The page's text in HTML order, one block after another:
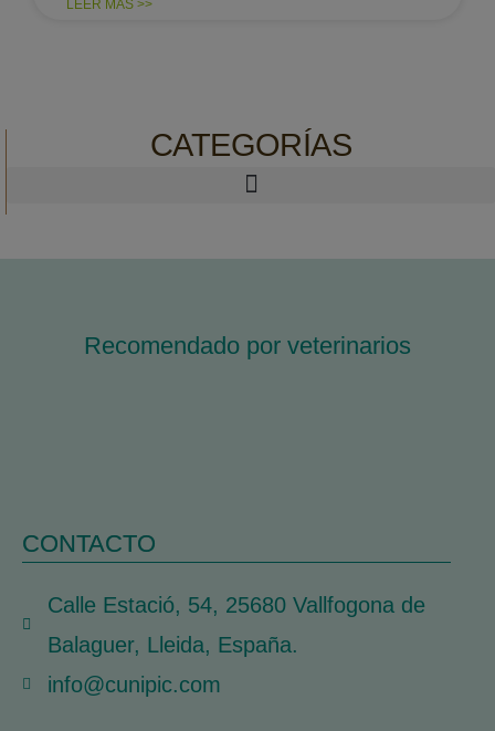
LEER MÁS >>
CATEGORÍAS
Recomendado por veterinarios
CONTACTO
Calle Estació, 54, 25680 Vallfogona de
Balaguer, Lleida, España.
info@cunipic.com